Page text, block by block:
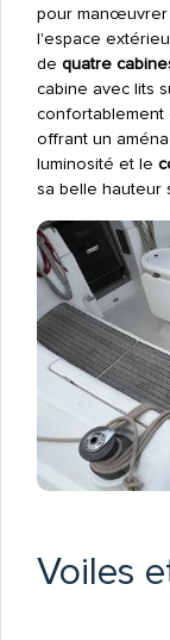
pour
l'espace
de quatre
cabine avec lits
confortablement
offrant un
luminosité et le
sa belle hauteur
Voiles